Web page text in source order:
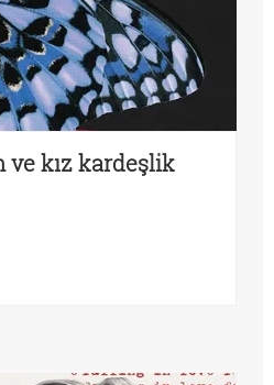
kız kardeşlik